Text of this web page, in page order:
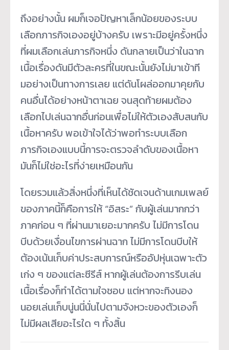
ถึงอย่างนั้น ผมก็เจอปัญหาเล็กน้อยของระบบ
เลือกภารกิจเองอยู่บ้างครับ เพราะมีอยู่ครั้งหนึ่ง
ที่ผมเลือกเล่นภารกิจหนึ่ง ดันกลายเป็นว่าในฉาก
เนื้อเรื่องดันมีตัวละครที่ในขณะนั้นยังไม่มาเข้าที
มอย่างเป็นทางการเลย แต่ดันโผล่ออกมาคุยกับ
คนอื่นได้อย่างหน้าตาเฉย จนสุดท้ายผมต้อง
เลือกไปเล่นฉากอื่นก่อนเพื่อไม่ให้ตัวเองสับสนกับ
เนื้อหาครับ พอเข้าใจได้ว่าพอทำระบบเลือก
ภารกิจเองแบบนี้การจะตรวจลำดับของเนื้อหา
มันก็ไม่ใช่อะไรที่ง่ายเหมือนกัน
โดยรวมแล้วสิ่งหนึ่งที่เห็นได้ชัดเจนด้านเกมเพลย์
ของภาคนี้ก็คือการให้ “อิสระ” กับผู้เล่นมากกว่า
ภาคก่อน ๆ ที่ผ่านมาเยอะมากครับ ไม่มีการโดน
บีบด้วยเงื่อนไขการผ่านฉาก ไม่มีการโดนบีบให้
ต้องเน้นเก็บค่าประสบการณ์หรืออัปหุ่นเฉพาะตัว
เก่ง ๆ ของแต่ละซีรีส์ หากผู้เล่นต้องการรีบเล่น
เนื้อเรื่องก็ทำได้ตามใจชอบ แต่หากจะทิงนอง
นอยเล่นเก็บนู่นนี่นั่นไปตามจังหวะของตัวเองก็
ไม่มีผลเสียอะไรใด ๆ ทั้งสิ้น